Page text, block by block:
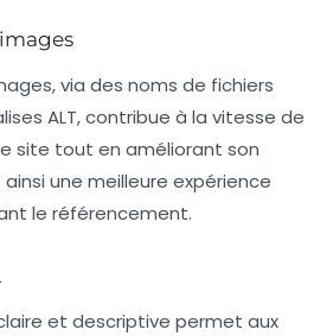
via des noms de fichiers
ALT, contribue à la vitesse de
site tout en améliorant son
une meilleure expérience
le référencement.
claire et descriptive permet aux